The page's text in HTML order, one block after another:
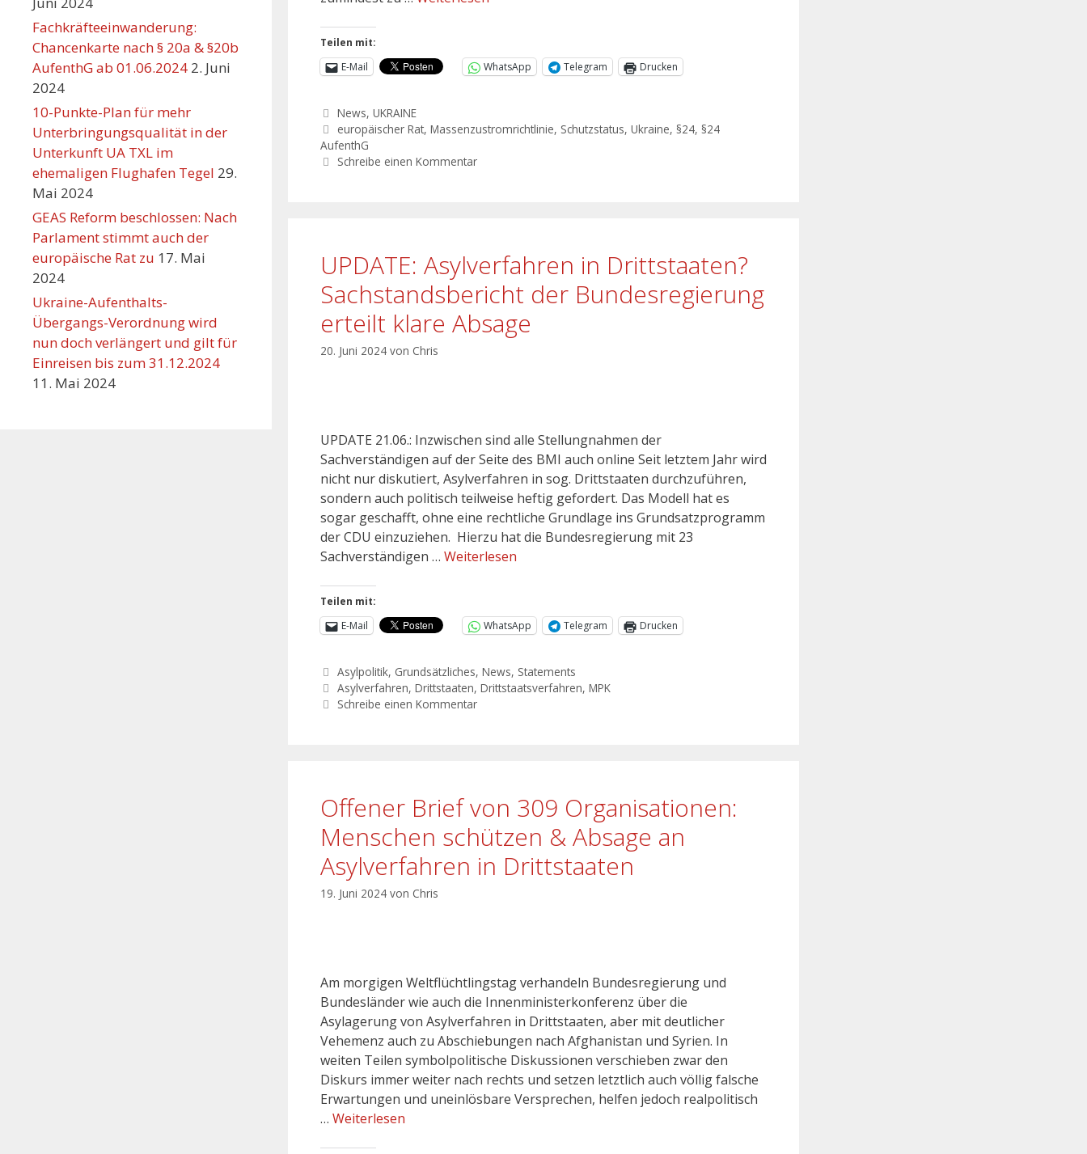
Teilen mit:
E-Mail
WhatsApp Telegram Drucken
News,UKRAINE
europäischer Rat,Massenzustromrichtlinie, Schutzstatus,Ukraine, §24, §24
AufenthG
Schreibe einen Kommentar
UPDATE: Asylverfahren in Drittstaaten?
Sachstandsbericht der Bundesregierung
erteilt klare Absage
20. Juni 2024 von Chris
UPDATE 21.06.: Inzwischen sind alle Stellungnahmen der
Sachverständigen auf der Seite des BMI auch online Seit letztem Jahr wird
nicht nur diskutiert, Asylverfahren in sog. Drittstaaten durchzuführen,
sondern auch politisch teilweise heftig gefordert. Das Modell hat es
sogar geschafft, ohne eine rechtliche Grundlage ins Grundsatzprogramm
der CDU einzuziehen. Hierzu hat die Bundesregierung mit 23
Sachverständigen … Weiterlesen
Teilen mit:
E-Mail
WhatsApp Telegram Drucken
Asylpolitik, Grundsätzliches,News, Statements
Asylverfahren,Drittstaaten,Drittstaatsverfahren,MPK
Schreibe einen Kommentar
Offener Brief von 309 Organisationen:
Menschen schützen & Absage an
Asylverfahren in Drittstaaten
19. Juni 2024 von Chris
Am morgigen Weltflüchtlingstag verhandeln Bundesregierung und
Bundesländer wie auch die Innenministerkonferenz über die
Asylagerung von Asylverfahren in Drittstaaten, aber mit deutlicher
Vehemenz auch zu Abschiebungen nach Afghanistan und Syrien. In
weiten Teilen symbolpolitische Diskussionen verschieben zwar den
Diskurs immer weiter nach rechts und setzen letztlich auch völlig falsche
Erwartungen und uneinlösbare Versprechen, helfen jedoch realpolitisch
… Weiterlesen
Fachkräfteeinwanderung:
Chancenkarte nach § 20a & §20b
AufenthG ab 01.06.2024 2. Juni
2024
10-Punkte-Plan für mehr
Unterbringungsqualität in der
Unterkunft UA TXL im
ehemaligen Flughafen Tegel 29.
Mai 2024
GEAS Reform beschlossen: Nach
Parlament stimmt auch der
europäische Rat zu 17. Mai
2024
Ukraine-Aufenthalts-
Übergangs-Verordnung wird
nun doch verlängert und gilt für
Einreisen bis zum 31.12.2024
11. Mai 2024